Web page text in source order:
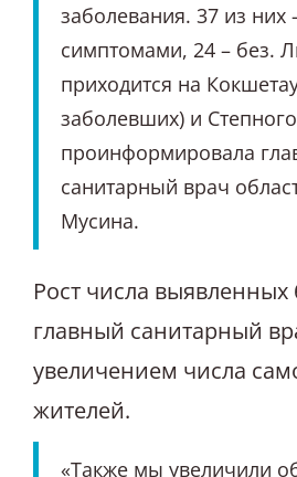
заболевания. 37 из них
симптомами, 24 – без.
приходится на
заболевших) и
проинформировала
санитарный врач
Мусина.
Рост числа
главный санитарный
увеличением числа
жителей.
«Также мы увеличили